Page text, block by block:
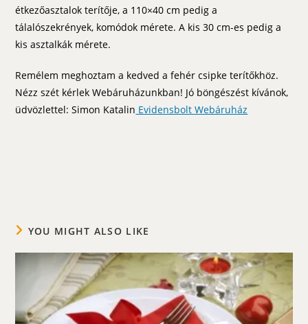
étkezőasztalok terítője, a 110×40 cm pedig a
tálalószekrények, komódok mérete. A kis 30 cm-es pedig a
kis asztalkák mérete.
Remélem meghoztam a kedved a fehér csipke terítőkhöz.
Nézz szét kérlek Webáruházunkban! Jó böngészést kívánok,
üdvözlettel: Simon Katalin Evidensbolt Webáruház
YOU MIGHT ALSO LIKE